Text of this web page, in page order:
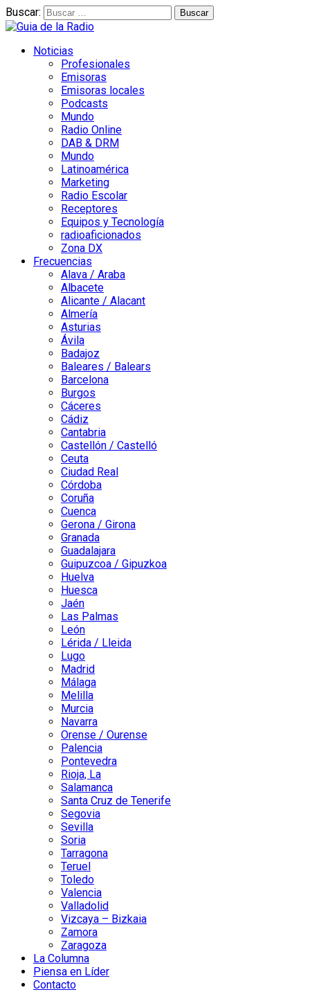
Buscar:
Noticias
Profesionales
Emisoras
Emisoras locales
Podcasts
Mundo
Radio Online
DAB & DRM
Mundo
Latinoamérica
Marketing
Radio Escolar
Receptores
Equipos y Tecnología
radioaficionados
Zona DX
Frecuencias
Alava / Araba
Albacete
Alicante / Alacant
Almería
Asturias
Ávila
Badajoz
Baleares / Balears
Barcelona
Burgos
Cáceres
Cádiz
Cantabria
Castellón / Castelló
Ceuta
Ciudad Real
Córdoba
Coruña
Cuenca
Gerona / Girona
Granada
Guadalajara
Guipuzcoa / Gipuzkoa
Huelva
Huesca
Jaén
Las Palmas
León
Lérida / Lleida
Lugo
Madrid
Málaga
Melilla
Murcia
Navarra
Orense / Ourense
Palencia
Pontevedra
Rioja, La
Salamanca
Santa Cruz de Tenerife
Segovia
Sevilla
Soria
Tarragona
Teruel
Toledo
Valencia
Valladolid
Vizcaya – Bizkaia
Zamora
Zaragoza
La Columna
Piensa en Líder
Contacto